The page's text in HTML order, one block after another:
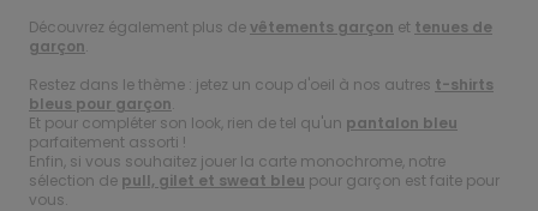
Découvrez également plus devêtements garçon et tenues de
garçon.
Restez dans le thème : jetez un coup d'oeil à nos autres t-shirts
bleus pour garçon.
Et pour compléter son look, rien de tel qu'un pantalon bleu
parfaitement assorti !
Enfin, si vous souhaitez jouer la carte monochrome, notre
sélection de pull, gilet et sweat bleu pour garçon est faite pour
vous.